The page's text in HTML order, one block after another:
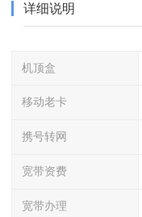
详细说明
机顶盒
移动老卡
携号转网
宽带资费
宽带办理